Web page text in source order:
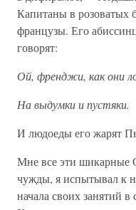
Капитаны в розоватых
французы. Его
говорят:
Ой, френджи, как они
На выдумки и пустяки.
И людоеды его жарят
Мне все эти шикарные
чужды, я испытывал к
начала своих занятий